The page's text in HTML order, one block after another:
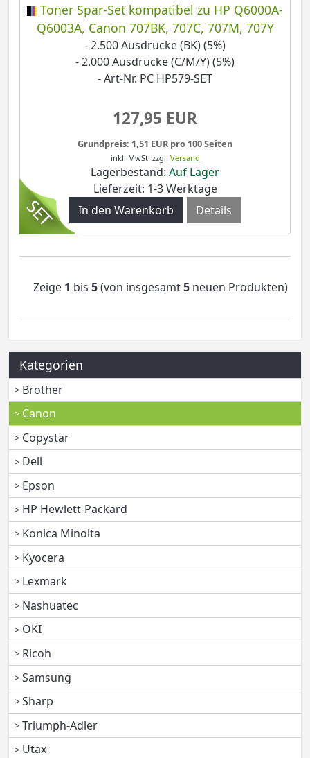
Toner Spar-Set kompatibel zu HP Q6000A-
Q6003A, Canon 707BK, 707C, 707M, 707Y
- 2.500 Ausdrucke (BK) (5%)
- 2.000 Ausdrucke (C/M/Y) (5%)
- Art-Nr. PC HP579-SET
127,95 EUR
Grundpreis: 1,51 EUR pro 100 Seiten
inkl. MwSt. zzgl. Versand
Lagerbestand: Auf Lager
Lieferzeit: 1-3 Werktage
Details
Zeige 1 bis 5(von insgesamt5 neuen Produkten)
Kategorien
Brother
Canon
Copystar
Dell
Epson
HP Hewlett-Packard
Konica Minolta
Kyocera
Lexmark
Nashuatec
OKI
Ricoh
Samsung
Sharp
Triumph-Adler
Utax